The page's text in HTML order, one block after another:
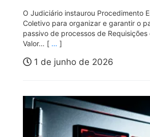
O Judiciário instaurou Procedimento
Coletivo para organizar e garantir o
passivo de processos de Requisições
Valor… [ … ]
1 de junho de 2026